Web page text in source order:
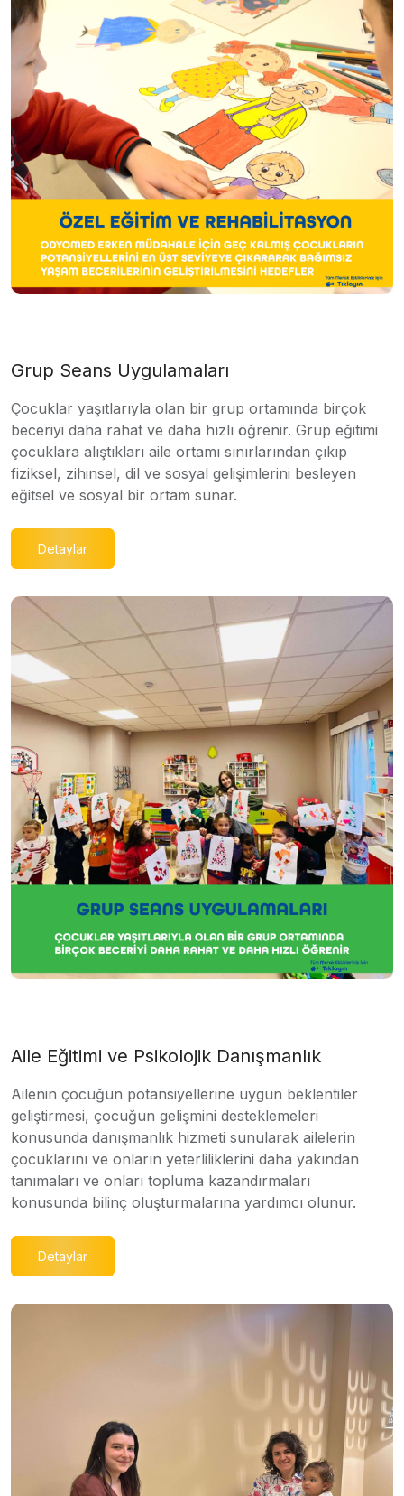
Grup Seans Uygulamaları
Çocuklar yaşıtlarıyla olan bir grup ortamında birçok
beceriyi daha rahat ve daha hızlı öğrenir. Grup eğitimi
çocuklara alıştıkları aile ortamı sınırlarından çıkıp
fiziksel, zihinsel, dil ve sosyal gelişimlerini besleyen
eğitsel ve sosyal bir ortam sunar.
Detaylar
Aile Eğitimi ve Psikolojik Danışmanlık
Ailenin çocuğun potansiyellerine uygun beklentiler
geliştirmesi, çocuğun gelişmini desteklemeleri
konusunda danışmanlık hizmeti sunularak ailelerin
çocuklarını ve onların yeterliliklerini daha yakından
tanımaları ve onları topluma kazandırmaları
konusunda bilinç oluşturmalarına yardımcı olunur.
Detaylar